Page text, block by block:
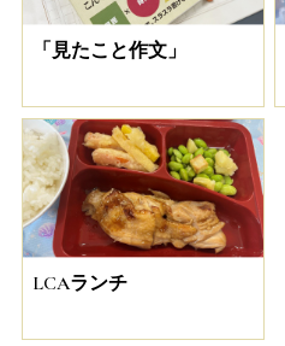
「見たこと作文」
LCAランチ